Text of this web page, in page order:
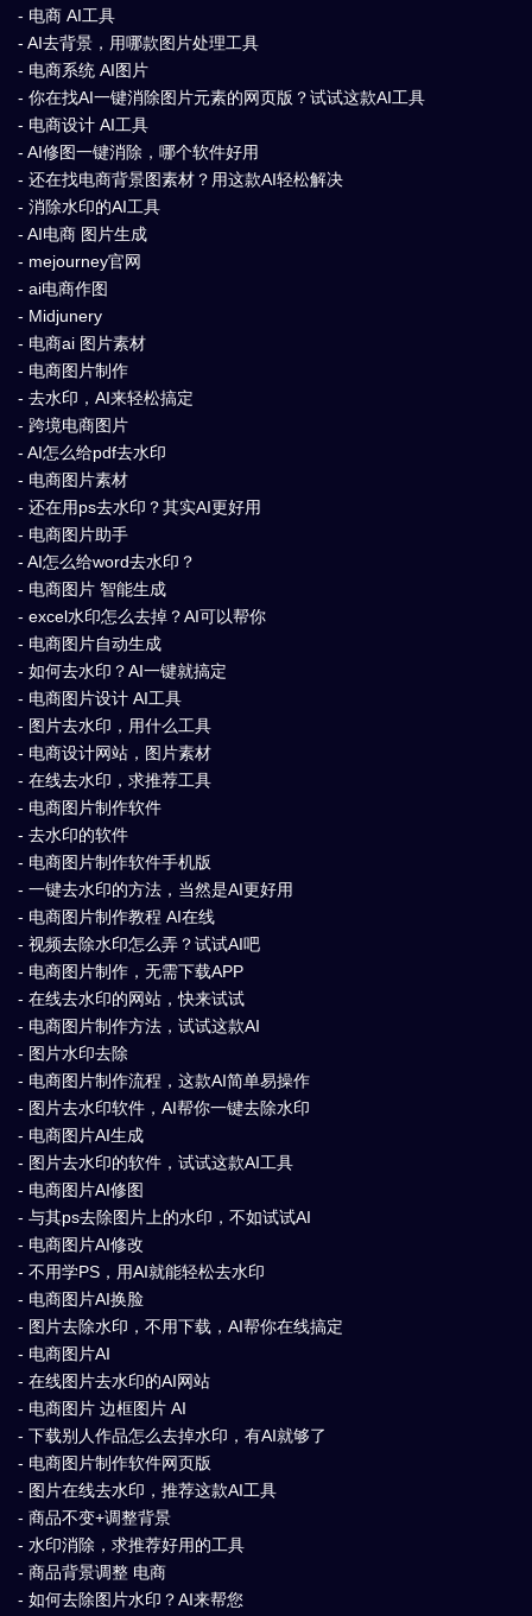
- 电商 AI工具
- AI去背景，用哪款图片处理工具
- 电商系统 AI图片
- 你在找AI一键消除图片元素的网页版？试试这款AI工具
- 电商设计 AI工具
- AI修图一键消除，哪个软件好用
- 还在找电商背景图素材？用这款AI轻松解决
- 消除水印的AI工具
- AI电商 图片生成
- mejourney官网
- ai电商作图
- Midjunery
- 电商ai 图片素材
- 电商图片制作
- 去水印，AI来轻松搞定
- 跨境电商图片
- AI怎么给pdf去水印
- 电商图片素材
- 还在用ps去水印？其实AI更好用
- 电商图片助手
- AI怎么给word去水印？
- 电商图片 智能生成
- excel水印怎么去掉？AI可以帮你
- 电商图片自动生成
- 如何去水印？AI一键就搞定
- 电商图片设计 AI工具
- 图片去水印，用什么工具
- 电商设计网站，图片素材
- 在线去水印，求推荐工具
- 电商图片制作软件
- 去水印的软件
- 电商图片制作软件手机版
- 一键去水印的方法，当然是AI更好用
- 电商图片制作教程 AI在线
- 视频去除水印怎么弄？试试AI吧
- 电商图片制作，无需下载APP
- 在线去水印的网站，快来试试
- 电商图片制作方法，试试这款AI
- 图片水印去除
- 电商图片制作流程，这款AI简单易操作
- 图片去水印软件，AI帮你一键去除水印
- 电商图片AI生成
- 图片去水印的软件，试试这款AI工具
- 电商图片AI修图
- 与其ps去除图片上的水印，不如试试AI
- 电商图片AI修改
- 不用学PS，用AI就能轻松去水印
- 电商图片AI换脸
- 图片去除水印，不用下载，AI帮你在线搞定
- 电商图片AI
- 在线图片去水印的AI网站
- 电商图片 边框图片 AI
- 下载别人作品怎么去掉水印，有AI就够了
- 电商图片制作软件网页版
- 图片在线去水印，推荐这款AI工具
- 商品不变+调整背景
- 水印消除，求推荐好用的工具
- 商品背景调整 电商
- 如何去除图片水印？AI来帮您